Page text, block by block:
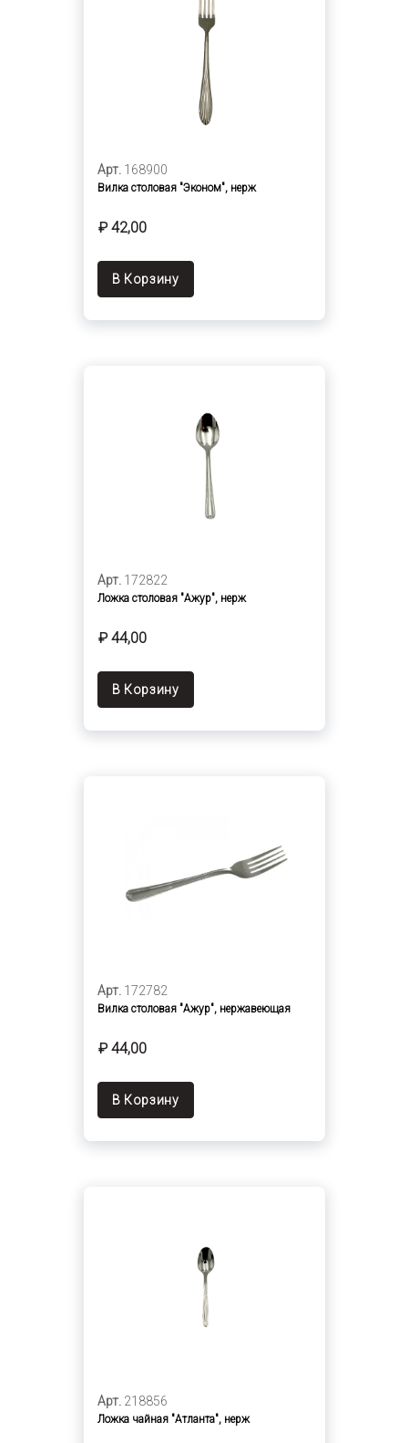
Арт. 168900
Вилка столовая "Эконом", нерж
₽ 42,00
В Корзину
Арт. 172822
Ложка столовая "Ажур", нерж
₽ 44,00
В Корзину
Арт. 172782
Вилка столовая "Ажур", нержавеющая
₽ 44,00
В Корзину
Арт. 218856
Ложка чайная "Атланта", нерж